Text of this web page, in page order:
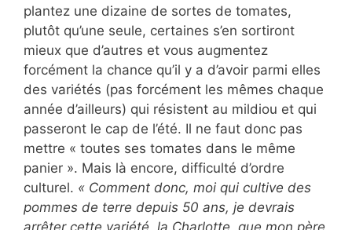
plantez une dizaine de sortes de tomates,
plutôt qu’une seule, certaines s’en sortiront
mieux que d’autres et vous augmentez
forcément la chance qu’il y a d’avoir parmi elles
des variétés (pas forcément les mêmes chaque
année d’ailleurs) qui résistent au mildiou et qui
passeront le cap de l’été. Il ne faut donc pas
mettre « toutes ses tomates dans le même
panier ». Mais là encore, difficulté d’ordre
culturel. « Comment donc, moi qui cultive des
pommes de terre depuis 50 ans, je devrais
arrêter cette variété, la Charlotte, que mon père